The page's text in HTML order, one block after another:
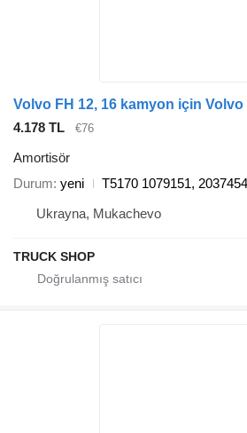
4.178 TL €76
Amortisör
Durum yeni
T5170 1079151,
Ukrayna, Mukachevo
TRUCK SHOP